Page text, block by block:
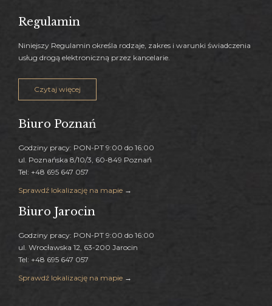
Regulamin
Niniejszy Regulamin określa rodzaje, zakres i warunki świadczenia
usług drogą elektroniczną przez kancelarie.
Czytaj więcej
Biuro Poznań
Godziny pracy: PON-PT 9:00 do 16:00
ul. Poznańska 8/10/3, 60-849 Poznań
Tel: +48 695 647 057
Sprawdź lokalizację na mapie →
Biuro Jarocin
Godziny pracy: PON-PT 9:00 do 16:00
ul. Wrocławska 12, 63-200 Jarocin
Tel: +48 695 647 057
Sprawdź lokalizację na mapie →